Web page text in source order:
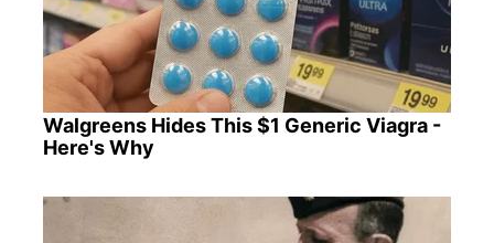
Walgreens Hides This $1 Generic Viagra -
Here's Why